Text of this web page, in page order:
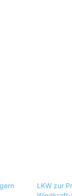
LKW zur